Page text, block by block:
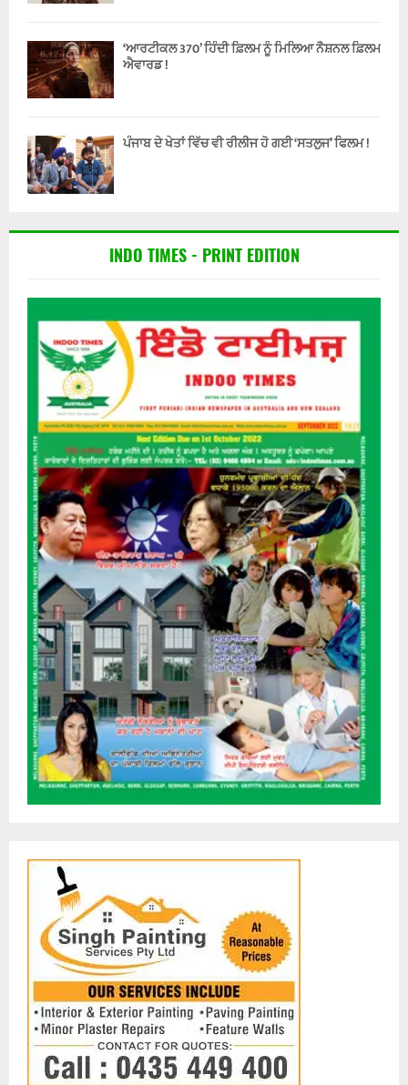
‘ਆਰਟੀਕਲ 370’ ਹਿੰਦੀ ਫ਼ਿਲਮ ਨੂੰ ਮਿਲਿਆ ਨੈਸ਼ਨਲ ਫ਼ਿਲਮ
ਐਵਾਰਡ !
ਪੰਜਾਬ ਦੇ ਖੇਤਾਂ ਵਿੱਚ ਵੀ ਰੀਲੀਜ ਹੋ ਗਈ ‘ਸਤਲੁਜ’ ਫਿਲਮ !
INDO TIMES - PRINT EDITION